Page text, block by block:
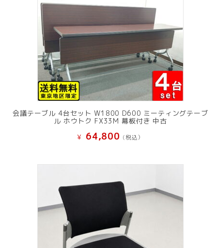
会議テーブル 4台セット W1800 D600 ミーティングテーブ
ル ホウトク FX33M 幕板付き 中古
¥ 64,800 (税込）